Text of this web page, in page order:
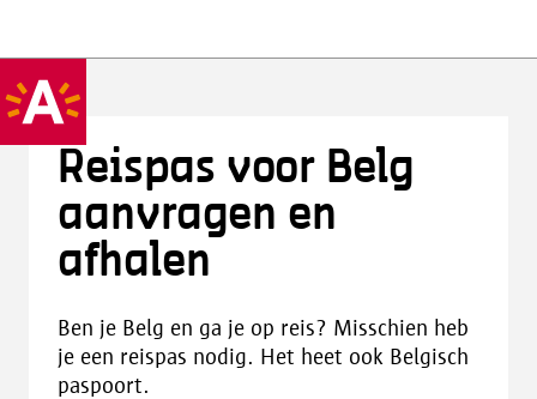
Reispas voor Belg
aanvragen en
afhalen
Ben je Belg en ga je op reis? Misschien heb
je een reispas nodig. Het heet ook Belgisch
paspoort.